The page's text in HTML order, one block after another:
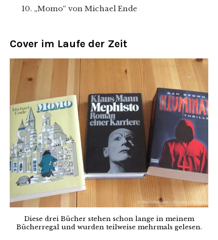
„Momo“ von Michael Ende
Cover im Laufe der Zeit
Diese drei Bücher stehen schon lange in meinem
Bücherregal und wurden teilweise mehrmals gelesen.